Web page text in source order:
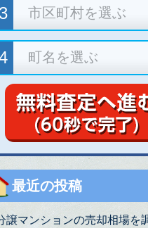
最近の投稿
譲マンションの売却相場を